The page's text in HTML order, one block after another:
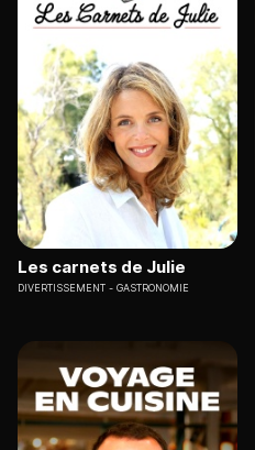
Les carnets de Julie
DIVERTISSEMENT GASTRONOMIE